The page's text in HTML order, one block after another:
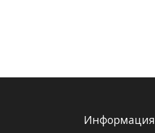
Информация